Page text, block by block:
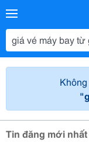
Tin đăng mới nhất